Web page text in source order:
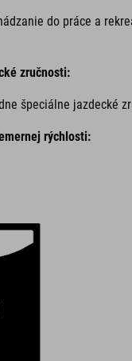
do práce a
zručnosti:
špeciálne jazdecké
rýchlosti: